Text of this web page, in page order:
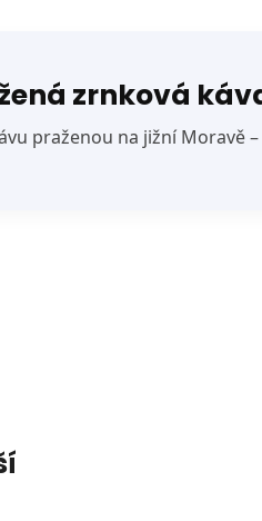
zrnková
praženou na jižní Moravě